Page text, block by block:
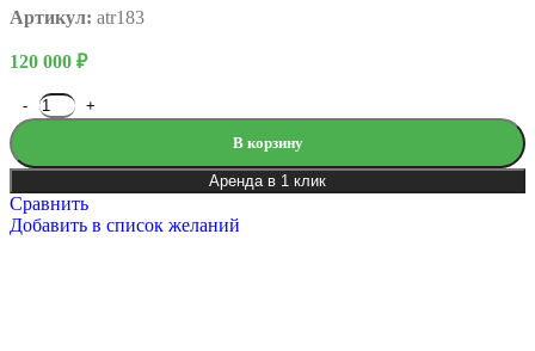
Артикул: atr183
120 000 ₽
В корзину
Аренда в 1 клик
Сравнить
Добавить в список желаний